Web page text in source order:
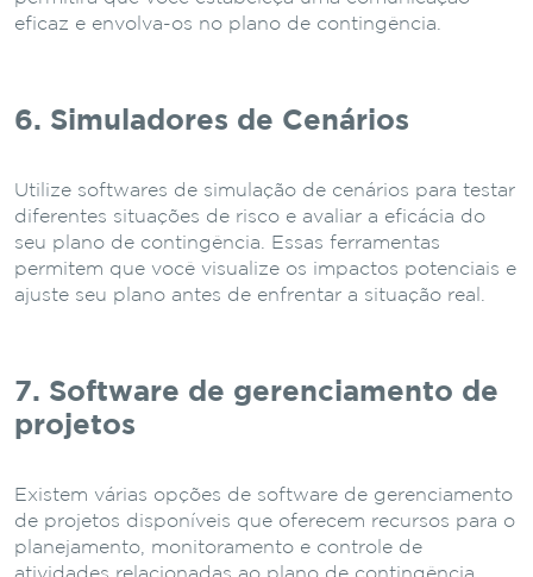
eficaz e envolva-os no plano de contingência.
6. Simuladores de Cenários
Utilize softwares de simulação de cenários para testar
diferentes situações de risco e avaliar a eficácia do
seu plano de contingência. Essas ferramentas
permitem que você visualize os impactos potenciais e
ajuste seu plano antes de enfrentar a situação real.
7. Software de gerenciamento de
projetos
Existem várias opções de software de gerenciamento
de projetos disponíveis que oferecem recursos para o
planejamento, monitoramento e controle de